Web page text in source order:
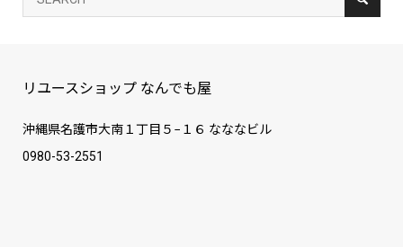
リユースショップ なんでも屋
沖縄県名護市大南１丁目５−１６ なななビル
0980-53-2551